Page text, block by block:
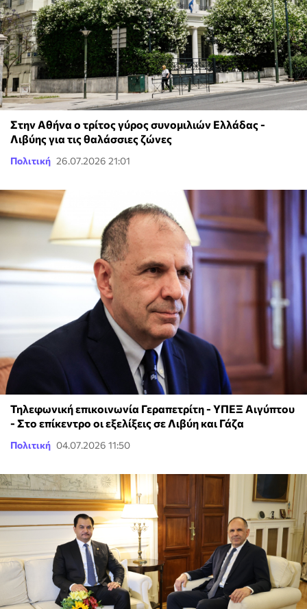
Στην Αθήνα ο τρίτος γύρος συνομιλιών Ελλάδας -
Λιβύης για τις θαλάσσιες ζώνες
Πολιτική 26.07.2026 21:01
Τηλεφωνική επικοινωνία Γεραπετρίτη - ΥΠΕΞ Αιγύπτου
- Στο επίκεντρο οι εξελίξεις σε Λιβύη και Γάζα
Πολιτική 04.07.2026 11:50